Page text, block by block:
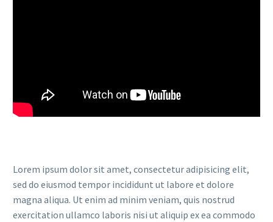
Lorem ipsum dolor sit amet, consectetur adipisicing elit,
sed do eiusmod tempor incididunt ut labore et dolore
magna aliqua. Ut enim ad minim veniam, quis nostrud
exercitation ullamco laboris nisi ut aliquip ex ea commodo